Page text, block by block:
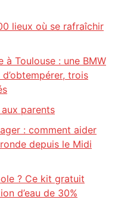
lieux où se rafraîchir
Toulouse : une BMW
trois
parents
: comment aider
depuis le Midi
? Ce kit gratuit
d’eau de 30%